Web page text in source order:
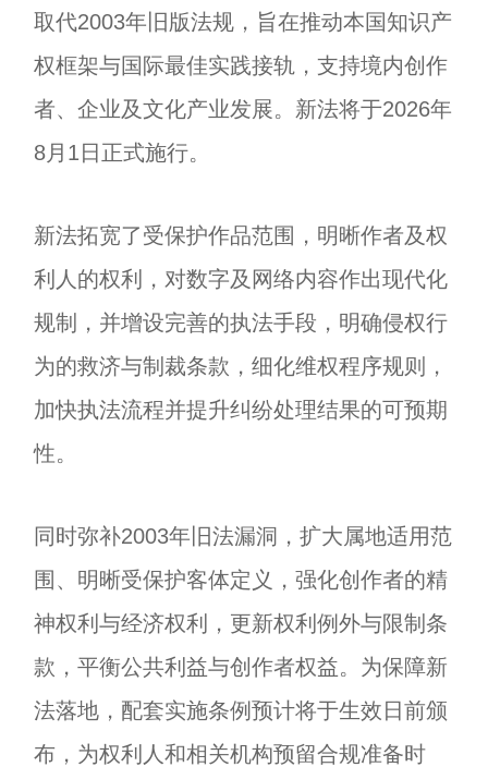
取代2003年旧版法规，旨在推动本国知识产
权框架与国际最佳实践接轨，支持境内创作
者、企业及文化产业发展。新法将于2026年
8月1日正式施行。
新法拓宽了受保护作品范围，明晰作者及权
利人的权利，对数字及网络内容作出现代化
规制，并增设完善的执法手段，明确侵权行
为的救济与制裁条款，细化维权程序规则，
加快执法流程并提升纠纷处理结果的可预期
性。
同时弥补2003年旧法漏洞，扩大属地适用范
围、明晰受保护客体定义，强化创作者的精
神权利与经济权利，更新权利例外与限制条
款，平衡公共利益与创作者权益。为保障新
法落地，配套实施条例预计将于生效日前颁
布，为权利人和相关机构预留合规准备时